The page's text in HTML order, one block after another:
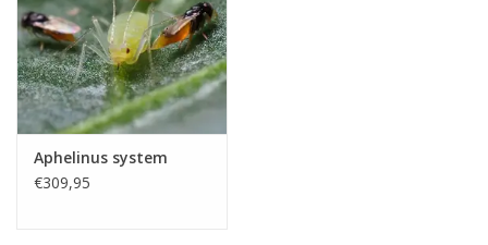
Drukspuiten
Onkruid & Reiniging
Zaden
Aphelinus system
€309,95